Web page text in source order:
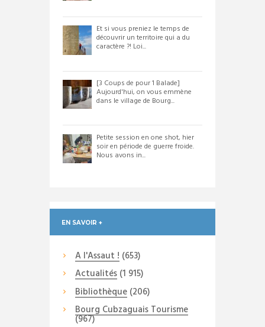
Et si vous preniez le temps de
découvrir un territoire qui a du
caractère ?! Loi...
[3 Coups de pour 1 Balade]
Aujourd'hui, on vous emmène
dans le village de Bourg...
Petite session en one shot, hier
soir en période de guerre froide.
Nous avons in...
EN SAVOIR +
A l'Assaut ! (653)
Actualités(1 915)
Bibliothèque(206)
Bourg Cubzaguais Tourisme
(967)